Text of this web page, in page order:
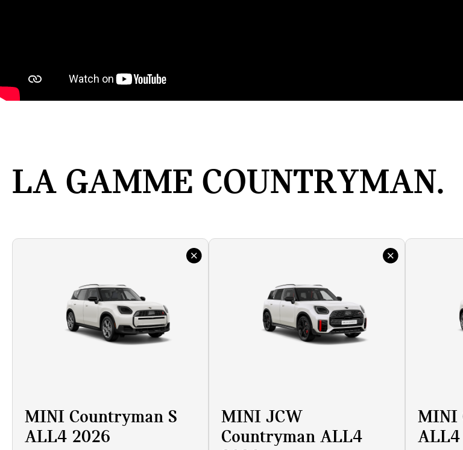
LA GAMME COUNTRYMAN.
MINI Countryman S
ALL4 2026
MINI JCW
Countryman ALL4
MINI
ALL4